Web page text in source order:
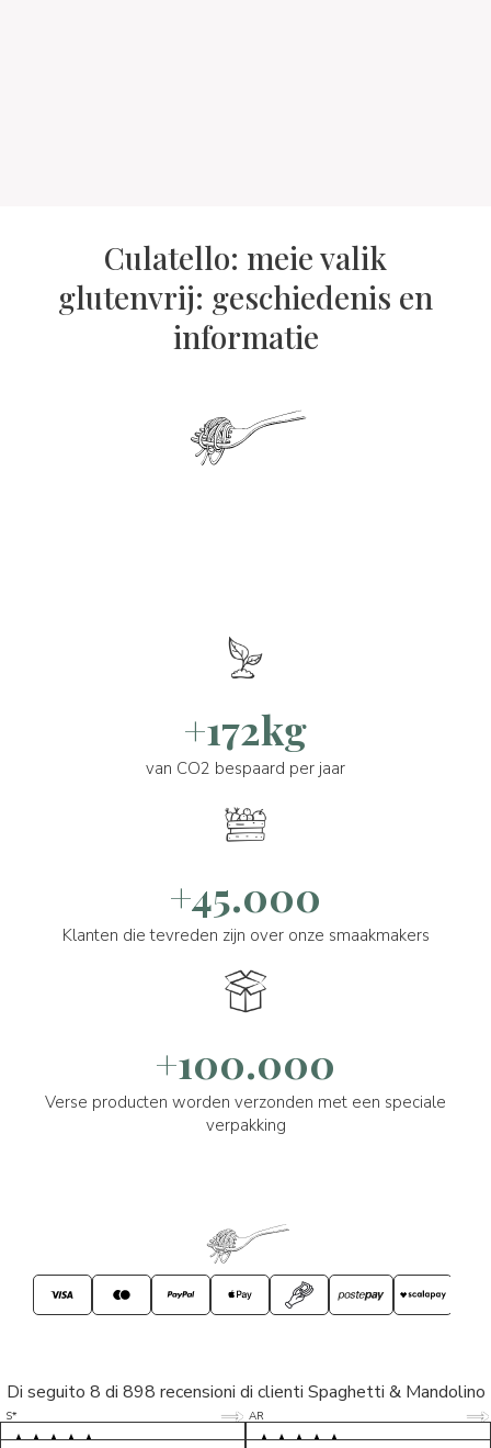
Culatello: meie valik
glutenvrij: geschiedenis en
informatie
+172kg
van CO2 bespaard per jaar
+45.000
Klanten die tevreden zijn over onze smaakmakers
+100.000
Verse producten worden verzonden met een speciale
verpakking
Di seguito 8 di 898 recensioni di clienti Spaghetti & Mandolino
S* 5/5
LP 5/5
AR 5/5
D* 5/5